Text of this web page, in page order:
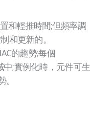
和輕推時間;但頻率調
和更新的。
的趨勢;每個
;實例化時，元件可生